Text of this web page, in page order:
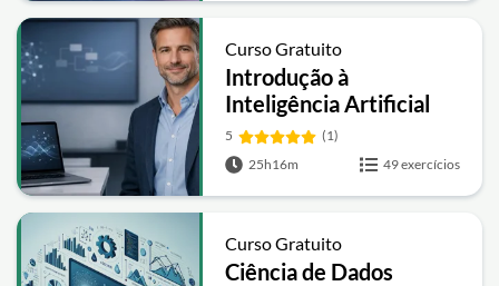
Curso Gratuito
Introdução à
Inteligência Artificial
Aplicada à Engenharia
(IA, Machine Learning e
5
(1)
25h16m
49 exercícios
Curso Gratuito
Ciência de Dados